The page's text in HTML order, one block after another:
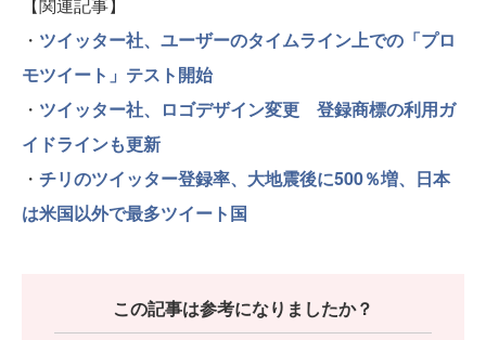
・ ツイッター社、ユーザーのタイムライン上での「プロ
モツイート」テスト開始
・ ツイッター社、ロゴデザイン変更 登録商標の利用ガ
イドラインも更新
・ チリのツイッター登録率、大地震後に500％増、日本
は米国以外で最多ツイート国
この記事は参考になりましたか？